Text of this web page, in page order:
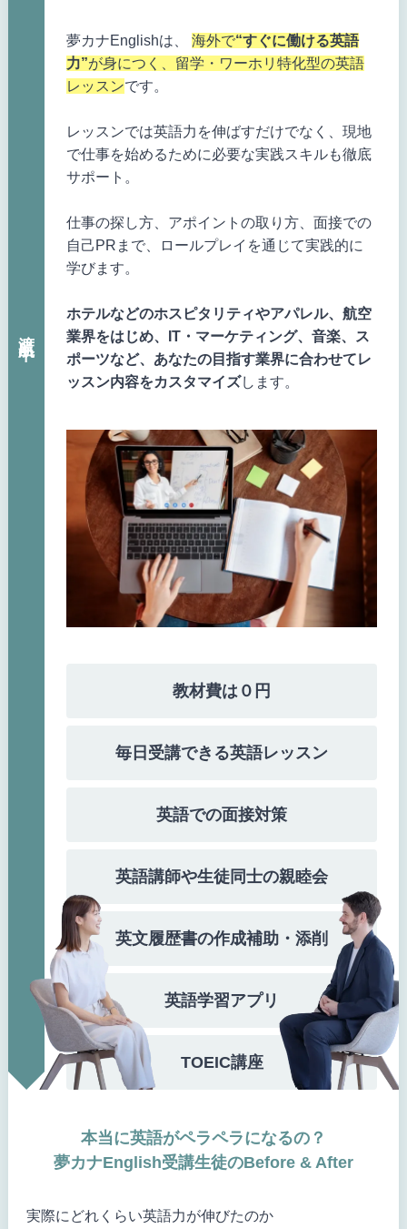
夢カナEnglishは、 海外で“すぐに働ける英語
力”が身につく、留学・ワーホリ特化型の英語
レッスンです。
レッスンでは英語力を伸ばすだけでなく、現地
で仕事を始めるために必要な実践スキルも徹底
サポート。
仕事の探し方、アポイントの取り方、面接での
自己PRまで、ロールプレイを通じて実践的に
学びます。
ホテルなどのホスピタリティやアパレル、航空
業界をはじめ、IT・マーケティング、音楽、ス
ポーツなど、あなたの目指す業界に合わせてレ
ッスン内容をカスタマイズします。
教材費は０円
毎日受講できる英語レッスン
英語での面接対策
英語講師や生徒同士の親睦会
英文履歴書の作成補助・添削
英語学習アプリ
TOEIC講座
本当に英語がペラペラになるの？
夢カナEnglish受講生徒のBefore & After
実際にどれくらい英語力が伸びたのか